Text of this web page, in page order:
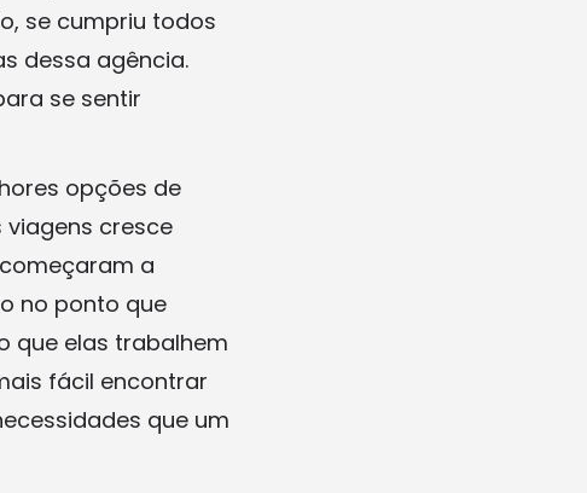
se cumpriu todos
dessa agência.
se sentir
opções de
viagens cresce
a
no ponto que
que elas trabalhem
fácil encontrar
que um